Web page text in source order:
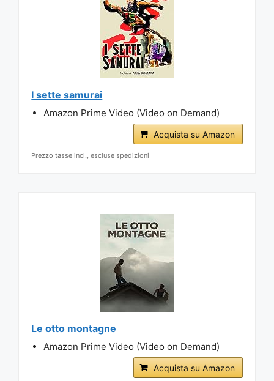
I sette samurai
Amazon Prime Video (Video on Demand)
Acquista su Amazon
Prezzo tasse incl., escluse spedizioni
Le otto montagne
Amazon Prime Video (Video on Demand)
Acquista su Amazon